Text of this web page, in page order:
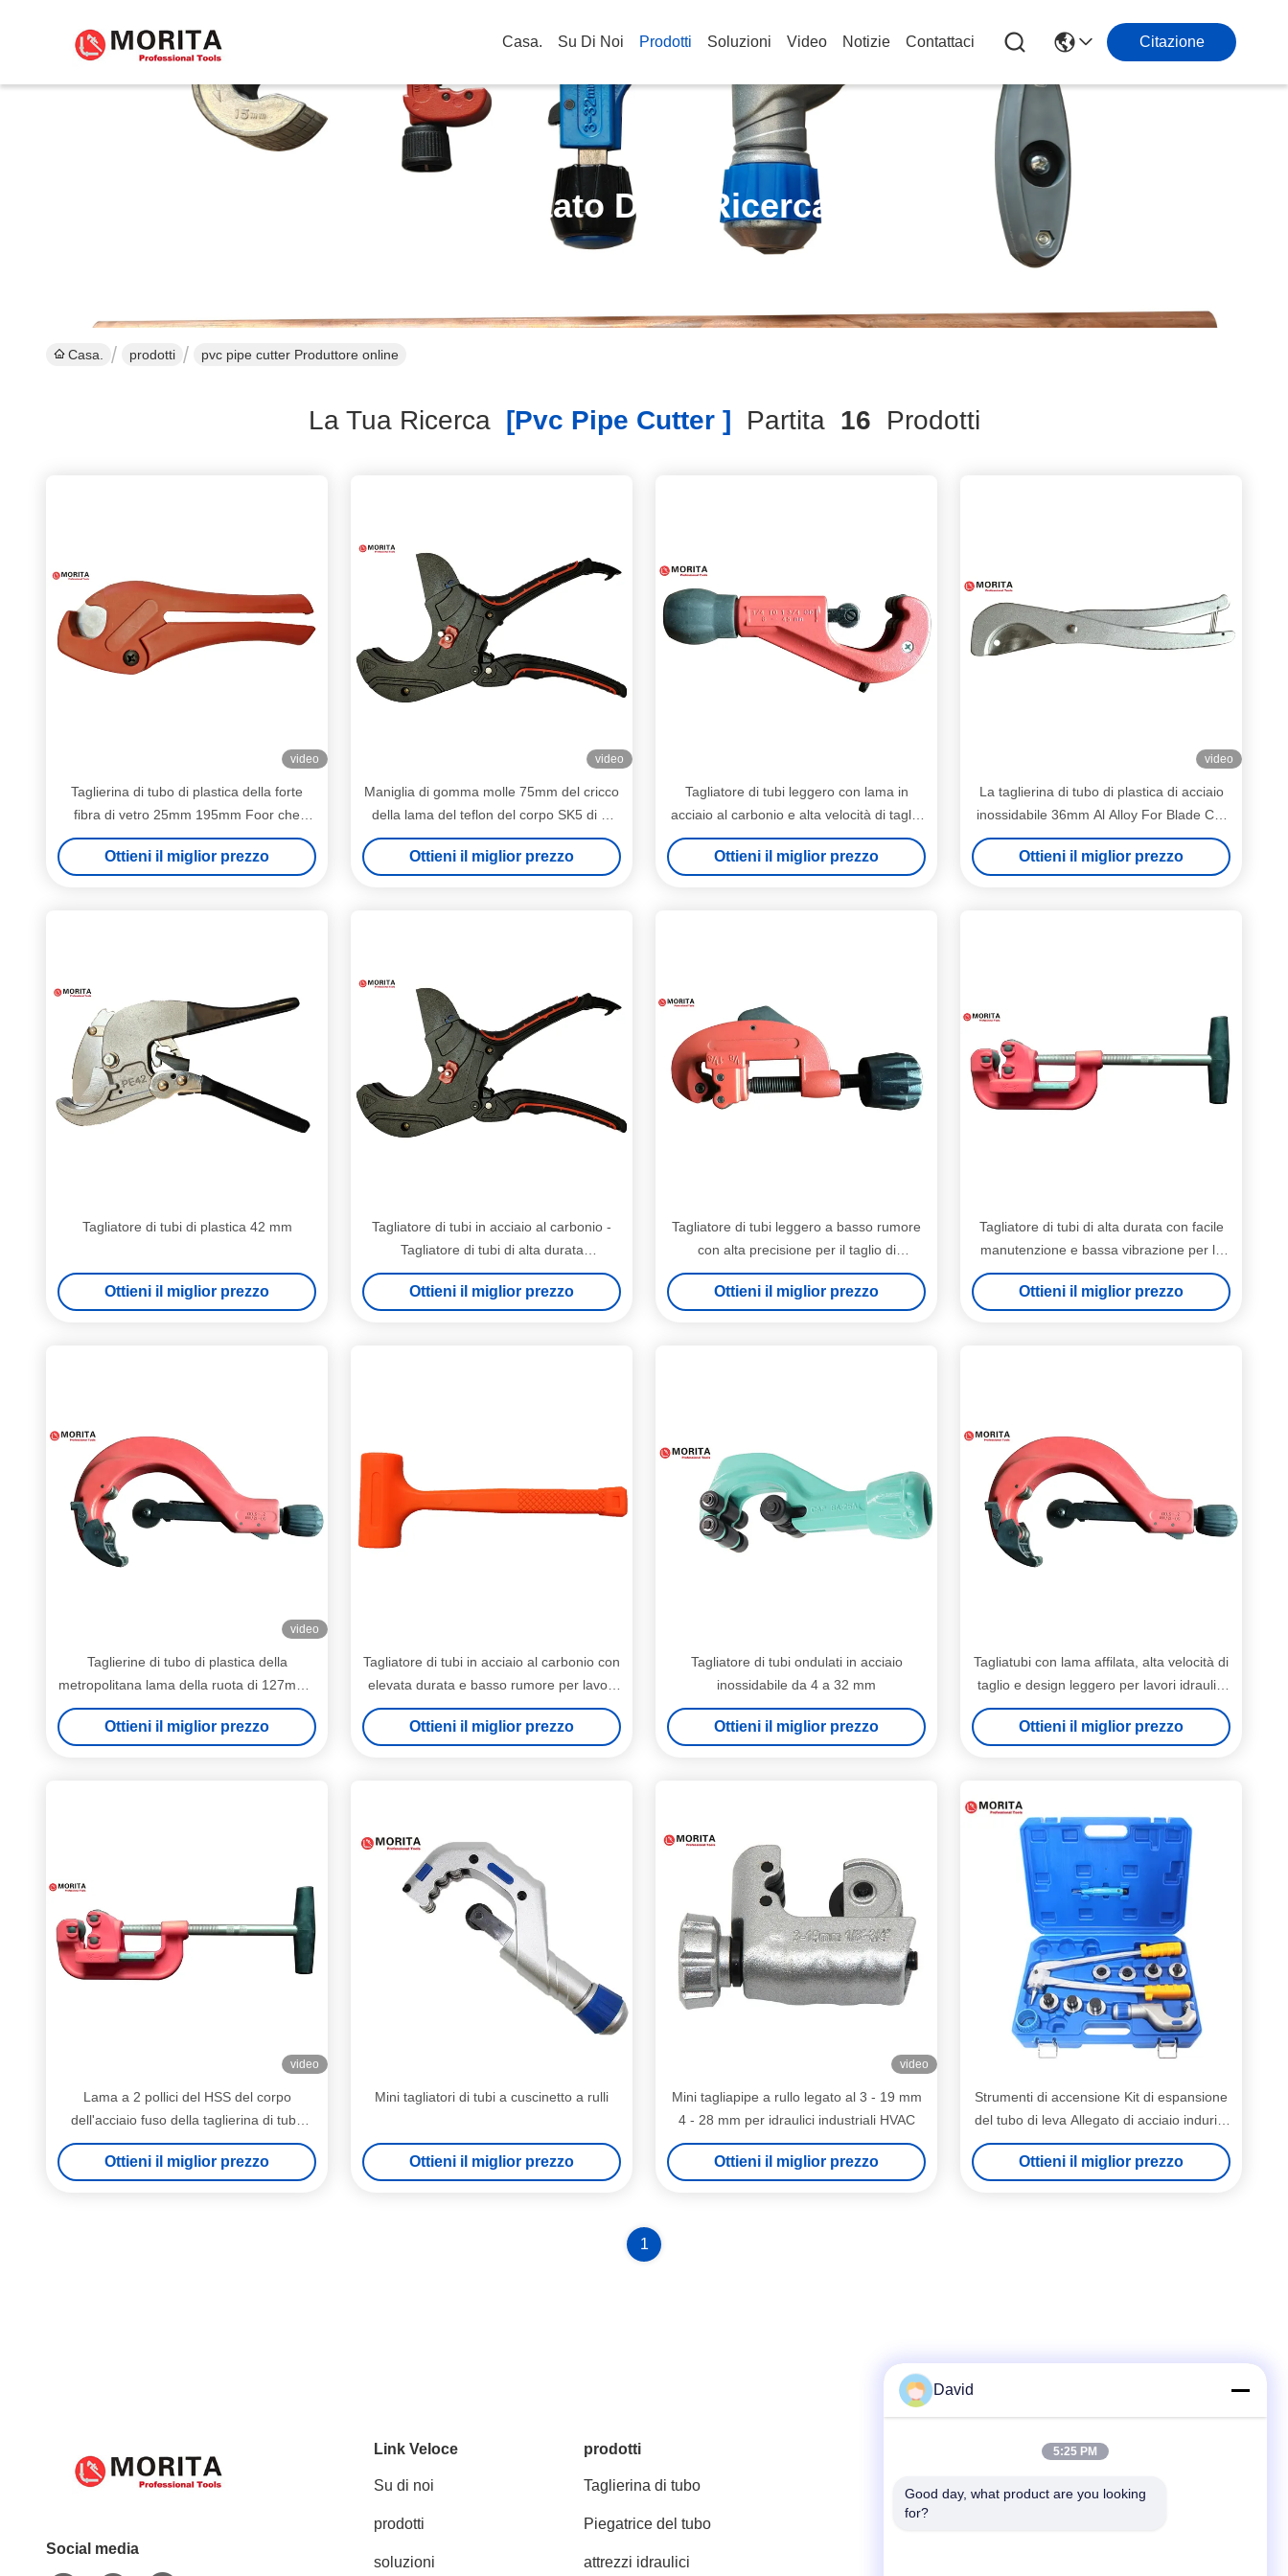
Casa. Su Di Noi Prodotti Soluzioni Video Notizie Contattaci Citazione
Risultato Della Ricerca
Casa. prodotti pvc pipe cutter Produttore online
La Tua Ricerca[pvc Pipe Cutter ] Partita 16 Prodotti
video
Taglierina di tubo di plastica della forte
fibra di vetro 25mm 195mm Foor che
taglia PVC 65Mn per la lama
Ottieni il miglior prezzo
video
Maniglia di gomma molle 75mm del cricco
della lama del teflon del corpo SK5 di Al
Alloy Plastic Pipe Cutter 63mm
Ottieni il miglior prezzo
Tagliatore di tubi leggero con lama in
acciaio al carbonio e alta velocità di taglio
per lavori idraulici professionali
Ottieni il miglior prezzo
video
La taglierina di tubo di plastica di acciaio
inossidabile 36mm Al Alloy For Blade Cut
non ha rinforzato il PVC pp
Ottieni il miglior prezzo
Tagliatore di tubi di plastica 42 mm
Ottieni il miglior prezzo
Tagliatore di tubi in acciaio al carbonio -
Tagliatore di tubi di alta durata
conveniente per operazioni pesanti
Ottieni il miglior prezzo
Tagliatore di tubi leggero a basso rumore
con alta precisione per il taglio di
precisione
Ottieni il miglior prezzo
Tagliatore di tubi di alta durata con facile
manutenzione e bassa vibrazione per le
esigenze di taglio di tubi professionali
Ottieni il miglior prezzo
video
Taglierine di tubo di plastica della
metropolitana lama della ruota di 127mm -
di 50 Al Alloy Body 65Mn che taglia lo
scolo del PVC del PE dei pp
Ottieni il miglior prezzo
Tagliatore di tubi in acciaio al carbonio con
elevata durata e basso rumore per lavori
di taglio industriale
Ottieni il miglior prezzo
Tagliatore di tubi ondulati in acciaio
inossidabile da 4 a 32 mm
Ottieni il miglior prezzo
Tagliatubi con lama affilata, alta velocità di
taglio e design leggero per lavori idraulici
efficienti
Ottieni il miglior prezzo
video
Lama a 2 pollici del HSS del corpo
dell'acciaio fuso della taglierina di tubo
della metropolitana per il taglio del rame
del PVC
Ottieni il miglior prezzo
Mini tagliatori di tubi a cuscinetto a rulli
Ottieni il miglior prezzo
video
Mini tagliapipe a rullo legato al 3 - 19 mm
4 - 28 mm per idraulici industriali HVAC
Ottieni il miglior prezzo
Strumenti di accensione Kit di espansione
del tubo di leva Allegato di acciaio indurito
3/8 "-1-5/8"
Ottieni il miglior prezzo
1
Social media
Link Veloce
Su di noi
prodotti
soluzioni
prodotti
Taglierina di tubo
Piegatrice del tubo
attrezzi idraulici
Contatto rapido
tel
David
5:25 PM
Good day, what product are you looking
for?